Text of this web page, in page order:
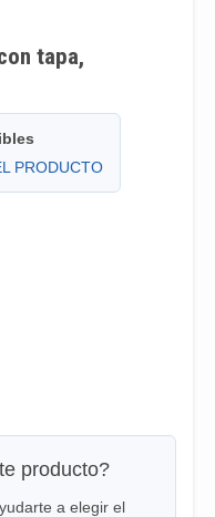
tapa,
PRODUCTO
producto?
a elegir el